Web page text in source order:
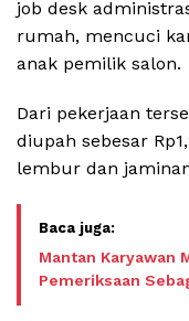
job desk
rumah, mencuci
anak pemilik salon.
Dari pekerjaan
diupah sebesar
lembur dan
Mantan Karyawan
Pemeriksaan